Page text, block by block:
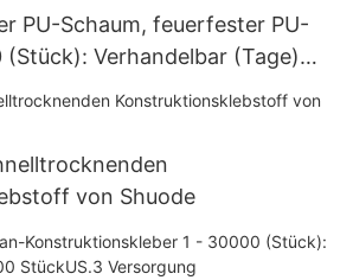
PU-Schaum, feuerfester PU-
(Stück): Verhandelbar (Tage)
US.0-Versorgung
von Shuode